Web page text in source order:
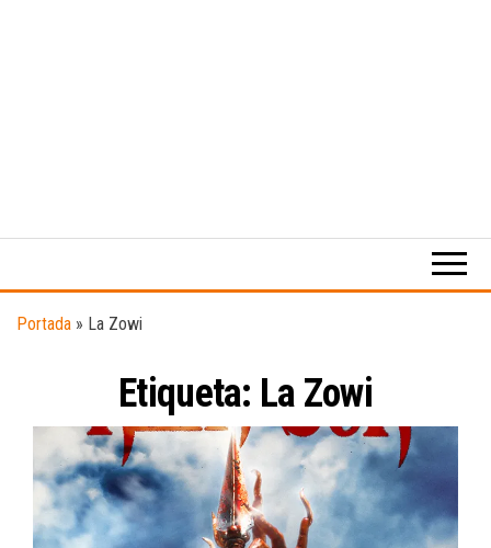
digital
música.
Portada » La Zowi
Etiqueta: La Zowi